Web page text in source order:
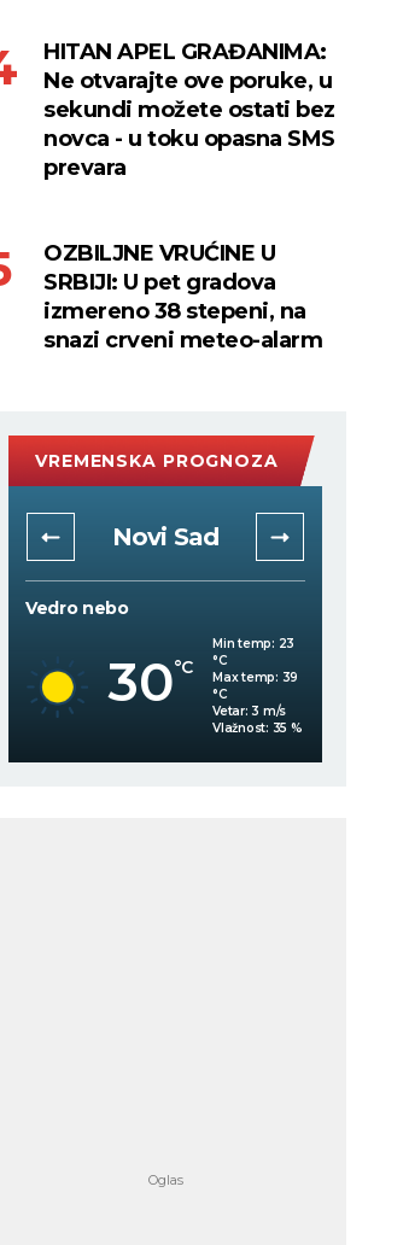
HITAN APEL GRAĐANIMA:
Ne otvarajte ove poruke, u
sekundi možete ostati bez
novca - u toku opasna SMS
prevara
OZBILJNE VRUĆINE U
SRBIJI: U pet gradova
izmereno 38 stepeni, na
snazi crveni meteo-alarm
VREMENSKA PROGNOZA
Novi Sad
Vedro nebo
30°C
Min temp: 23
°C
Max temp: 39
°C
Vetar: 3 m/s
Vlažnost: 35 %